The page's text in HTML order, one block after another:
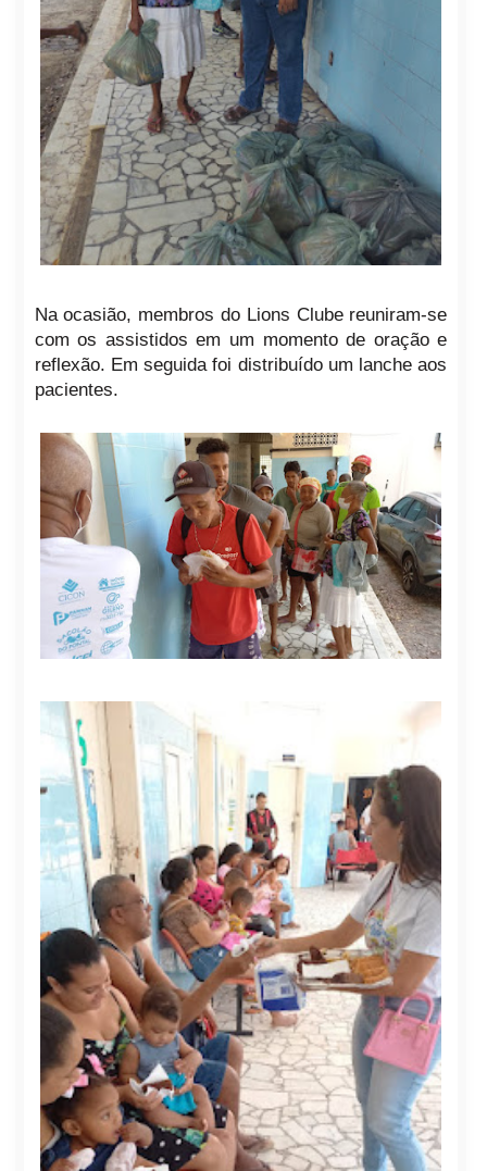
Na ocasião, membros do Lions Clube reuniram-se
com os assistidos em um momento de oração e
reflexão. Em seguida foi distribuído um lanche aos
pacientes.